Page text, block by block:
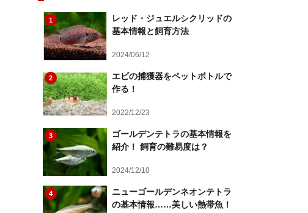
1
レッド・ジュエルシクリッドの
基本情報と飼育方法
2024/06/12
2
エビの捕獲器をペットボトルで
作る！
2022/12/23
3
ゴールデンテトラの基本情報を
紹介！ 飼育の難易度は？
2024/12/10
4
ニューゴールデンネオンテトラ
の基本情報……美しい熱帯魚！